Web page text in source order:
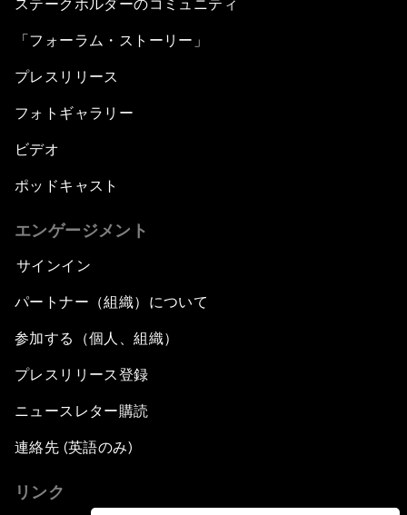
ステークホルダーのコミュニティ
「フォーラム・ストーリー」
プレスリリース
フォトギャラリー
ビデオ
ポッドキャスト
エンゲージメント
サインイン
パートナー（組織）について
参加する（個人、組織）
プレスリリース登録
ニュースレター購読
連絡先 (英語のみ)
リンク